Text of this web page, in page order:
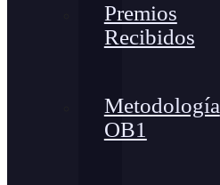
Premios
Recibidos
Metodología
OB1